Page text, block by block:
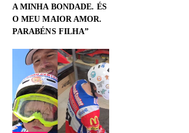
A MINHA BONDADE. ÉS
O MEU MAIOR AMOR.
PARABÉNS FILHA”